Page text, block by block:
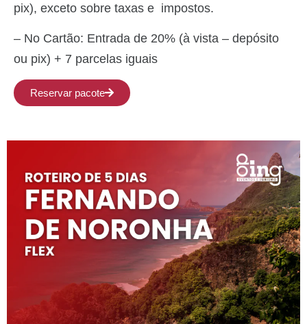
pix), exceto sobre taxas e impostos.
– ⁠No Cartão: Entrada de 20% (à vista – depósito
ou pix) + 7 parcelas iguais
Reservar pacote